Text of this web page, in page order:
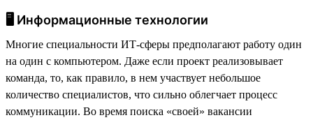
🖥 Информационные технологии
Многие специальности ИТ-сферы предполагают работу один
на один с компьютером. Даже если проект реализовывает
команда, то, как правило, в нем участвует небольшое
количество специалистов, что сильно облегчает процесс
коммуникации. Во время поиска «своей» вакансии